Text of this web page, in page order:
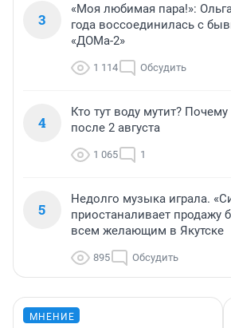
3
«Моя любимая пара!»:
года воссоединилась с
«ДОМа-2»
1 114 Обсудить
4
Кто тут воду мутит?
после 2 августа
1 065 1
5
Недолго музыка играла.
приостаналивает продажу
всем желающим в Якутске
895 Обсудить
МНЕНИЕ